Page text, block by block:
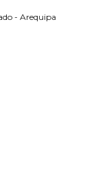
- Arequipa